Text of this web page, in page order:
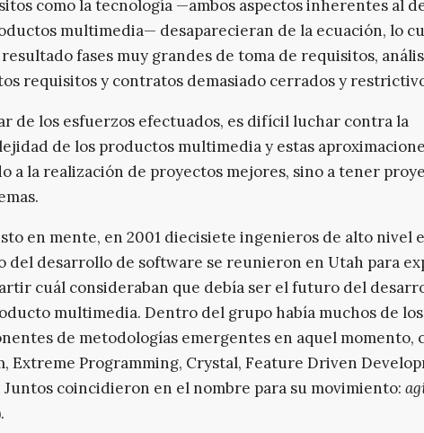
como la tecnología —ambos aspectos inherentes al
multimedia— desaparecieran de la ecuación, lo
fases muy grandes de toma de requisitos,
requisitos y contratos demasiado cerrados y
de los esfuerzos efectuados, es difícil luchar contra la
de los productos multimedia y estas
a la realización de proyectos mejores, sino a tener
en mente, en 2001 diecisiete ingenieros de alto nivel
del desarrollo de software se reunieron en Utah para
cuál consideraban que debía ser el futuro del
multimedia. Dentro del grupo había muchos de los
de metodologías emergentes en aquel momento,
Extreme Programming, Crystal, Feature Driven
Juntos coincidieron en el nombre para su movimiento: